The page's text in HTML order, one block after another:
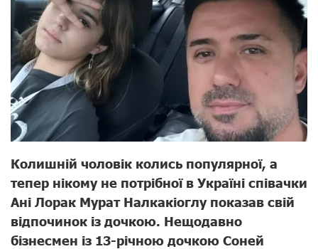
Колишній чоловік колись популярної, а
тепер нікому не потрібної в Україні співачки
Ані Лорак Мурат Налкакіоглу показав свій
відпочинок із дочкою. Нещодавно
бізнесмен із 13-річною дочкою Соней